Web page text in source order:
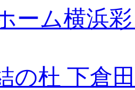
ーム横浜
の杜 下倉田